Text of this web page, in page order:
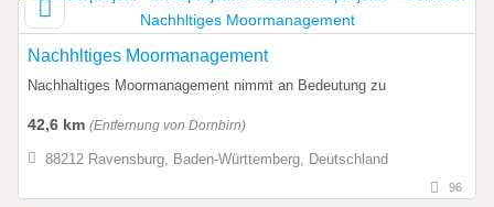
Nachhltiges Moormanagement
Nachhaltiges Moormanagement nimmt an Bedeutung zu
42,6 km (Entfernung von Dornbirn)
88212 Ravensburg, Baden-Württemberg, Deutschland
96